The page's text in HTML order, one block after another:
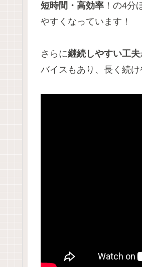
短時間・高効率 ！の4分
やすくなっています！
さらに継続しやすい工夫
バイスもあり、長く続